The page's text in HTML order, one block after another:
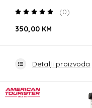
(0)
350,00 KM
Detalji proizvoda